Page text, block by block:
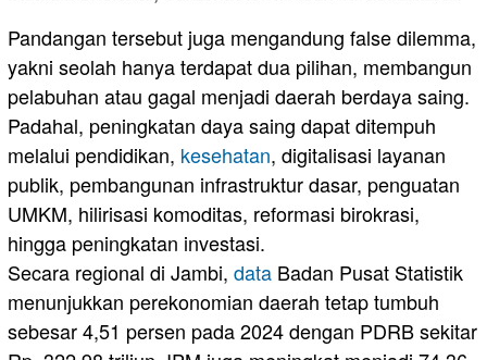
Pandangan tersebut juga mengandung false dilemma,
yakni seolah hanya terdapat dua pilihan, membangun
pelabuhan atau gagal menjadi daerah berdaya saing.
Padahal, peningkatan daya saing dapat ditempuh
melalui pendidikan, kesehatan, digitalisasi layanan
publik, pembangunan infrastruktur dasar, penguatan
UMKM, hilirisasi komoditas, reformasi birokrasi,
hingga peningkatan investasi.
Secara regional di Jambi, data Badan Pusat Statistik
menunjukkan perekonomian daerah tetap tumbuh
sebesar 4,51 persen pada 2024 dengan PDRB sekitar